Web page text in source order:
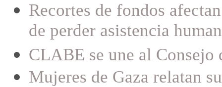
Recortes de fondos
de perder asistencia
CLABE se une al
Mujeres de Gaza relatan